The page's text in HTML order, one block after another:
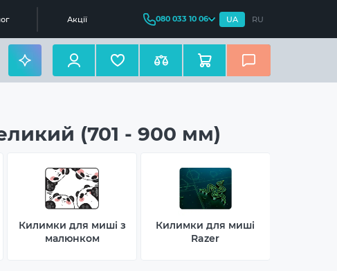
Акції 080 033 10 06 UA RU
(701 - 900 мм)
Килимки для миші з
малюнком
Килимки для миші
Razer